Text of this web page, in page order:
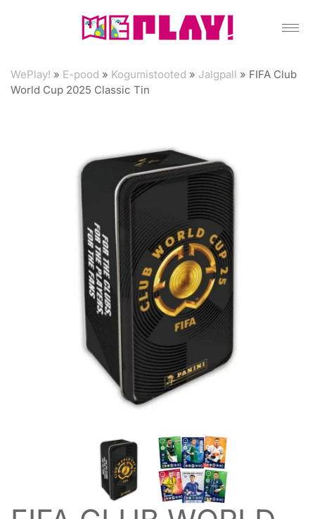
WePlay! » E-pood » Kogumistooted » Jalgpall » FIFA Club
World Cup 2025 Classic Tin